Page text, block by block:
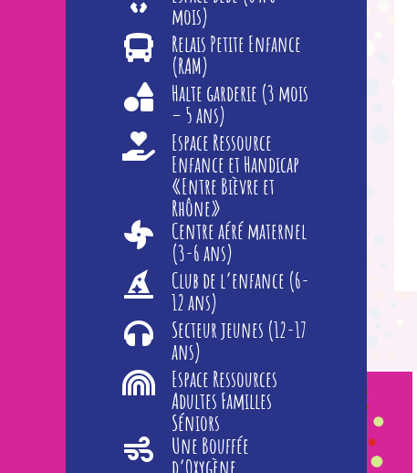
mois)
Relais Petite Enfance
(RAM)
Halte garderie (3 mois
– 5 ans)
Espace Ressource
Enfance et Handicap
«Entre Bièvre et
Rhône»
Centre aéré maternel
(3-6 ans)
Club de l’enfance (6-
12 ans)
Secteur jeunes (12-17
ans)
Espace Ressources
Adultes Familles
Séniors
Une Bouffée